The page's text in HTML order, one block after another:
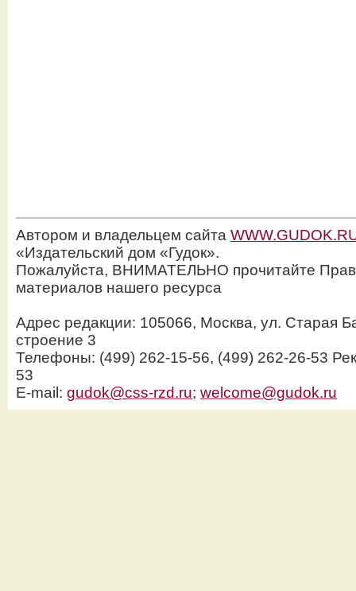
Автором и владельцем сайта
«Издательский дом «Гудок».
Пожалуйста, ВНИМАТЕЛЬНО прочитайте
материалов нашего ресурса
Адрес редакции: 105066, Москва, ул. Старая
строение 3
Телефоны: (499) 262-15-56, (499) 262-26-53
53
E-mail: gudok@css-rzd.ru; welcome@gudok.ru